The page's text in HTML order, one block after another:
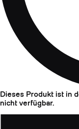
Dieses Produkt ist in
nicht verfügbar.